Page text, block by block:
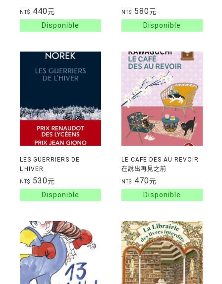
NT$ 440元 NT$ 580元
LES GUERRIERS DE
L'HIVER
NT$ 530元
LE CAFE DES AU REVOIR
在說出再見之前
NT$ 470元